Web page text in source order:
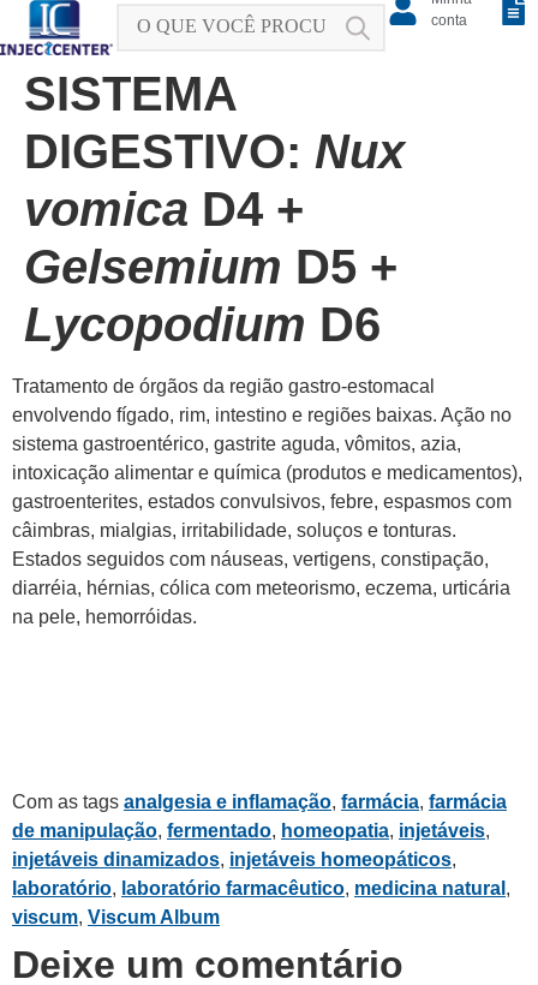
conta
SISTEMA
DIGESTIVO: Nux
vomica D4 +
Gelsemium D5 +
Lycopodium D6
Tratamento de órgãos da região gastro-estomacal
envolvendo fígado, rim, intestino e regiões baixas. Ação no
sistema gastroentérico, gastrite aguda, vômitos, azia,
intoxicação alimentar e química (produtos e medicamentos),
gastroenterites, estados convulsivos, febre, espasmos com
câimbras, mialgias, irritabilidade, soluços e tonturas.
Estados seguidos com náuseas, vertigens, constipação,
diarréia, hérnias, cólica com meteorismo, eczema, urticária
na pele, hemorróidas.
Com as tags analgesia e inflamação, farmácia, farmácia
de manipulação, fermentado, homeopatia, injetáveis,
injetáveis dinamizados, injetáveis homeopáticos,
laboratório, laboratório farmacêutico, medicina natural ,
viscum, Viscum Album
Deixe um comentário